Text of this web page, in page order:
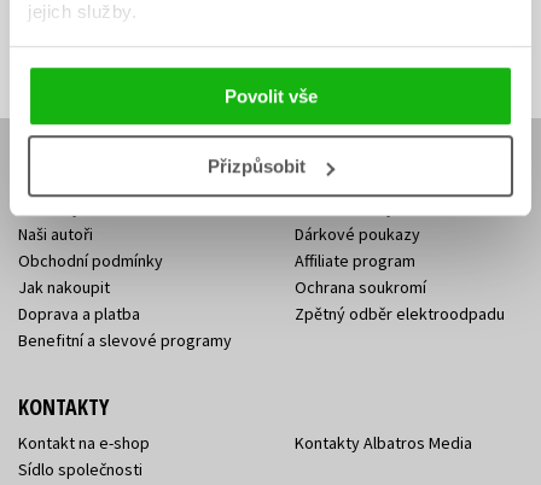
jejich služby.
Povolit vše
Přizpůsobit
Vaše e-
mailová
Vaše e-
mailová
Vaše e-mailová adresa Přihlásit se
Naši autoři
Obchodní podmínky
Jak nakoupit
Doprava a platba
Benefitní a slevové programy
Dárkové poukazy
Affiliate program
Ochrana soukromí
Zpětný odběr elektroodpadu
KONTAKTY
Kontakt na e-shop
Sídlo společnosti
Kontakty Albatros Media